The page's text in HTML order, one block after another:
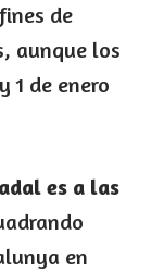
de
aunque los
1 de enero
es a las
en